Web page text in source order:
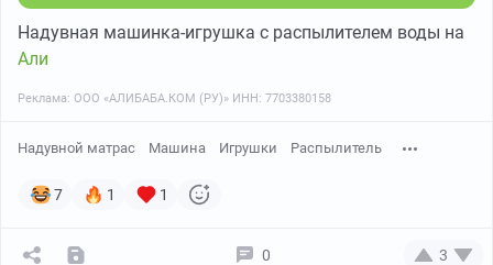
Надувная машинка-игрушка с распылителем воды на
Али
Реклама: ООО «АЛИБАБА.КОМ (РУ)» ИНН: 7703380158
Надувной матрас Машина Игрушки Распылитель
7 1 1
0 3